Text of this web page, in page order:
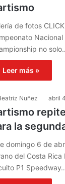
de fotos
no
Leer más »
Nuñez abril
la
domingo 6 de
del Costa
P1